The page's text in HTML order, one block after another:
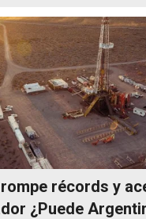
récords y
¿Puede